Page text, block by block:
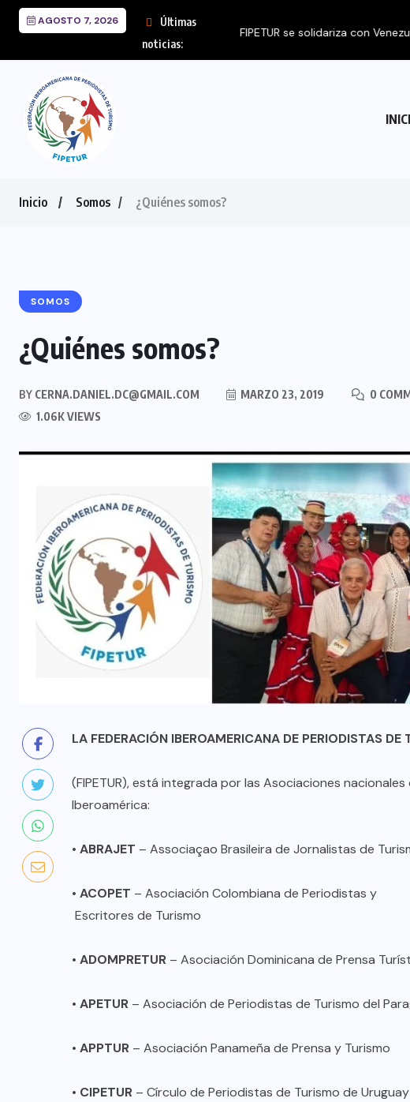
AGOSTO 7, 2026
Últimas
noticias:
FIPETUR se solidariza con
Inicio Somos ¿Quiénes somos?
SOMOS
¿Quiénes somos?
BY CERNA.DANIEL.DC@GMAIL.COM MARZO 23, 2019
0
1.06K VIEWS
LA FEDERACIÓN IBEROAMERICANA DE PERIODISTAS DE
(FIPETUR), está integrada por las Asociaciones
Iberoamérica:
• ABRAJET – Associaçao Brasileira de Jornalistas de
• ACOPET – Asociación Colombiana de Periodistas y
Escritores de Turismo
• ADOMPRETUR – Asociación Dominicana de Prensa
• APETUR – Asociación de Periodistas de Turismo del
• APPTUR – Asociación Panameña de Prensa y Turismo
• CIPETUR – Círculo de Periodistas de Turismo de Uruguay